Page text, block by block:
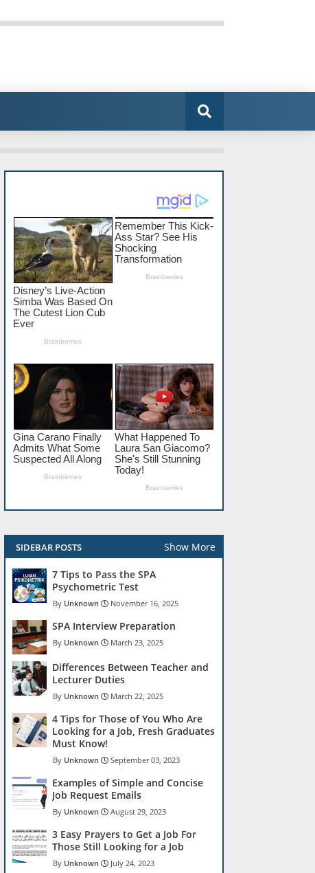
SIDEBAR POSTS Show More
7 Tips to Pass the SPA
Psychometric Test
Unknown November 16, 2025
SPA Interview Preparation
Unknown March 23, 2025
Differences Between Teacher and
Lecturer Duties
Unknown March 22, 2025
4 Tips for Those of You Who Are
Looking for a Job, Fresh Graduates
Must Know!
Unknown September 03, 2023
Examples of Simple and Concise
Job Request Emails
Unknown August 29, 2023
3 Easy Prayers to Get a Job For
Those Still Looking for a Job
Unknown July 24, 2023